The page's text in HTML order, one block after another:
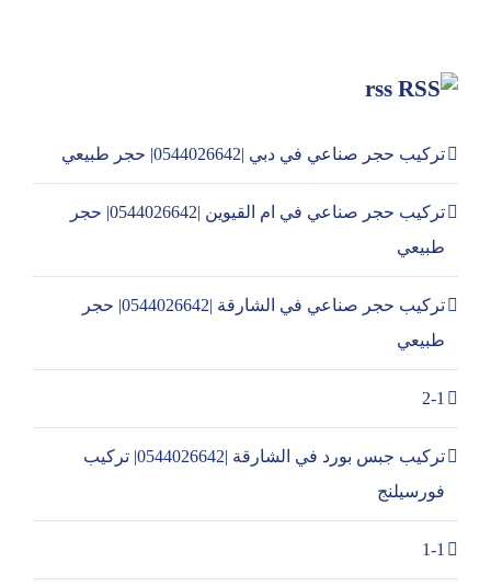
rss
تركيب حجر صناعي في دبي |0544026642| حجر طبيعي
تركيب حجر صناعي في ام القيوين |0544026642| حجر
طبيعي
تركيب حجر صناعي في الشارقة |0544026642| حجر
طبيعي
2-1
تركيب جبس بورد في الشارقة |0544026642| تركيب
فورسيلنج
1-1